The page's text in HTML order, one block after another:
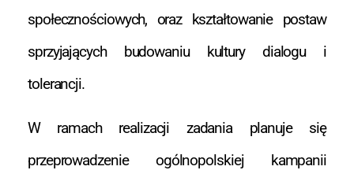
społecznościowych, oraz kształtowanie postaw
sprzyjających budowaniu kultury dialogu i
tolerancji.
W ramach realizacji zadania planuje się
przeprowadzenie ogólnopolskiej kampanii